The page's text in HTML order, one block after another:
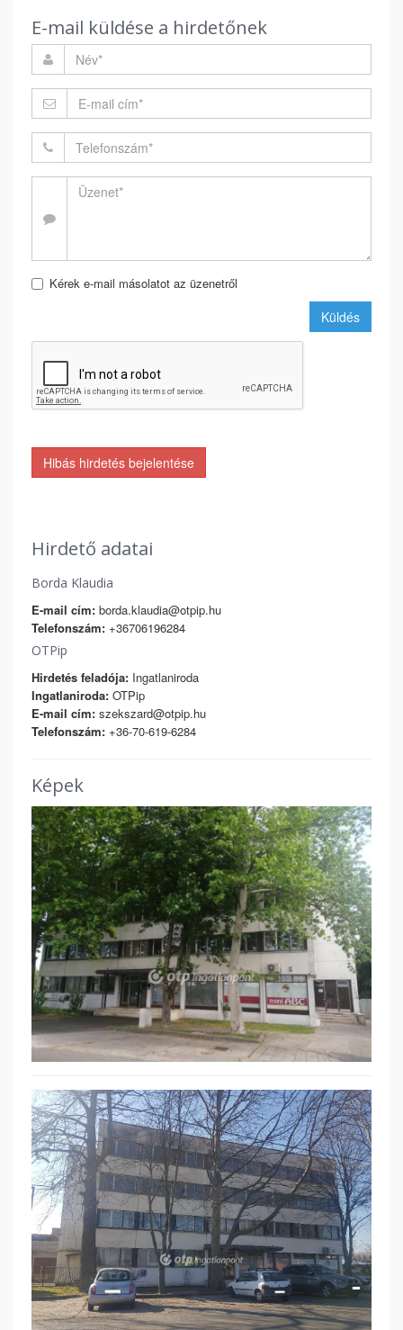
E-mail küldése a hirdetőnek
Kérek e-mail másolatot az üzenetről
Küldés
Hibás hirdetés bejelentése
Hirdető adatai
Borda Klaudia
E-mail cím: borda.klaudia@otpip.hu
Telefonszám: +36706196284
OTPip
Hirdetés feladója: Ingatlaniroda
Ingatlaniroda: OTPip
E-mail cím: szekszard@otpip.hu
Telefonszám: +36-70-619-6284
Képek